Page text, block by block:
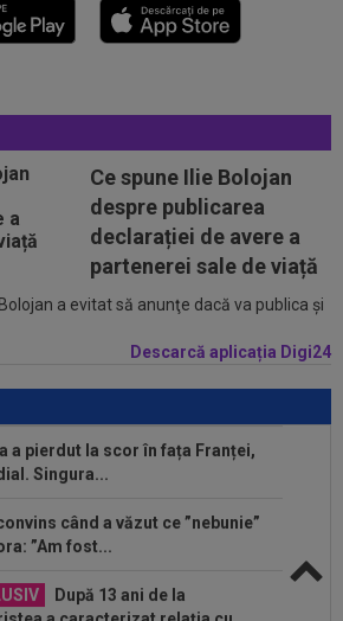
Ce spune Ilie Bolojan
despre publicarea
declarației de avere a
partenerei sale de viață
a evitat să anunţe dacă va publica şi
Descarcă aplicația Digi24
După 13 ani de la
a caracterizat relația cu
1...
”Nu știu ce s-a...
Diomande a semnat cu Real
uriașă
cluburilor 215 milioane de
Mondial al...
a pierdut la scor în fața Franței,
Singura...
când a văzut ce ”nebunie”
”Am fost...
După 13 ani de la